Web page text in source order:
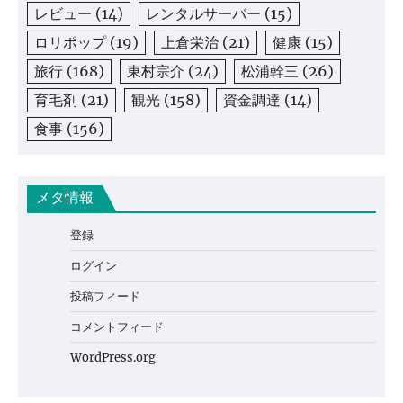
レビュー (14) レンタルサーバー (15)
ロリポップ(19) 上倉栄治 (21) 健康 (15)
旅行 (168) 東村宗介 (24) 松浦幹三 (26)
育毛剤 (21) 観光 (158) 資金調達 (14)
食事 (156)
メタ情報
登録
ログイン
投稿フィード
コメントフィード
WordPress.org